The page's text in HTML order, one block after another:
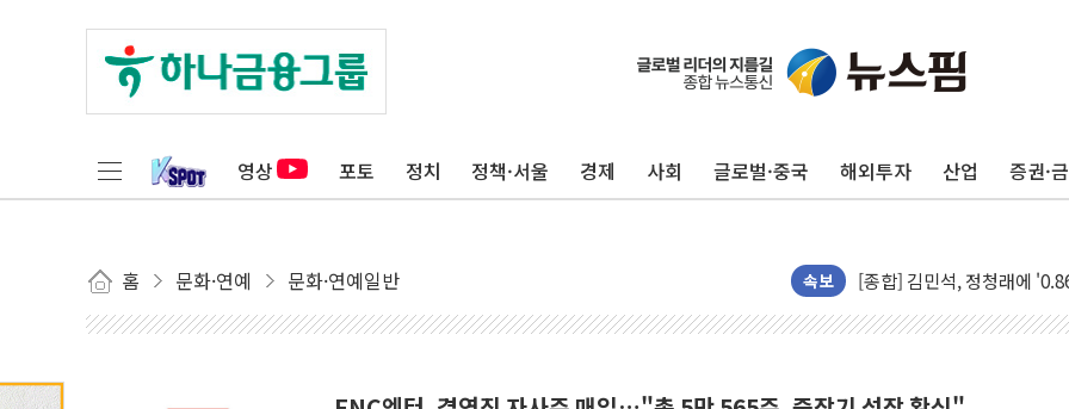
영상 포토 정치 정책·서울 경제 사회 글로벌·중국 해외투자 산업 증권·
홈 문화·연예 문화·연예일반 속보
포항시 재난예산 40억 긴급
울진·영덕 '호우특보'-포항 '
인천 합동연설회 나선 송영
김민석, 2주차 제주·인천